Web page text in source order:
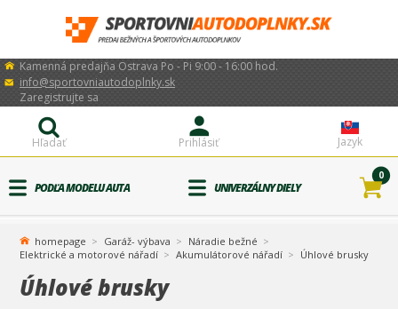
Kamenná predajňa Ostrava Po - Pi 9:00 - 16:00 hod.
info@sportovniautodoplnky.sk
Jazyk
Prihlásiť
Zaregistrujte sa
Hľadať
PODĽA MODELU AUTA UNIVERZÁLNY DIELY
0
homepage Garáž- výbava
Náradie bežné
Elektrické a motorové nářadí
Akumulátorové nářadí Úhlové brusky
Úhlové brusky